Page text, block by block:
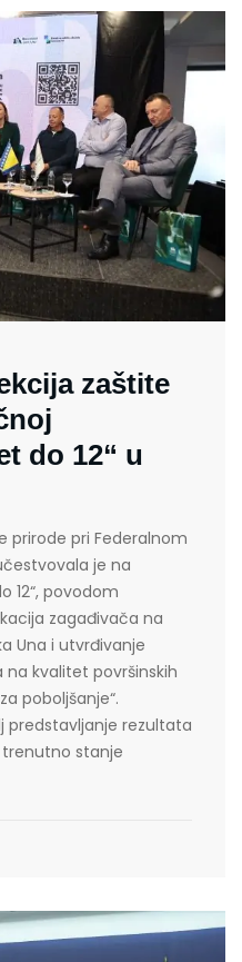
zaštite
do 12“ u
prirode pri Federalnom
je na
12“, povodom
zagađivača na
Una i utvrđivanje
kvalitet površinskih
poboljšanje“.
predstavljanje rezultata
trenutno stanje